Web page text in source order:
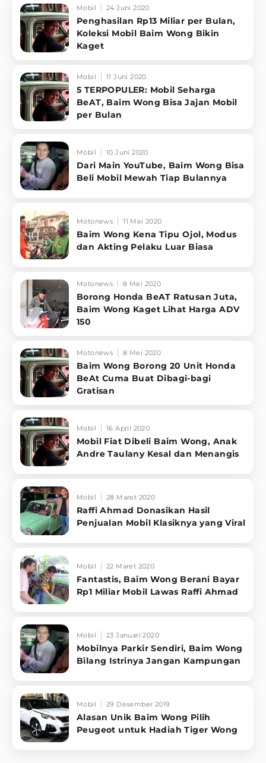
Mobil 24 Juni 2020
Penghasilan Rp13 Miliar per Bulan,
Koleksi Mobil Baim Wong Bikin
Kaget
Mobil 11 Juni 2020
5 TERPOPULER: Mobil Seharga
BeAT, Baim Wong Bisa Jajan Mobil
per Bulan
Mobil 10 Juni 2020
Dari Main YouTube, Baim Wong Bisa
Beli Mobil Mewah Tiap Bulannya
Motonews 11 Mei 2020
Baim Wong Kena Tipu Ojol, Modus
dan Akting Pelaku Luar Biasa
Motonews 8 Mei 2020
Borong Honda BeAT Ratusan Juta,
Baim Wong Kaget Lihat Harga ADV
150
Motonews 8 Mei 2020
Baim Wong Borong 20 Unit Honda
BeAt Cuma Buat Dibagi-bagi
Gratisan
Mobil 16 April 2020
Mobil Fiat Dibeli Baim Wong, Anak
Andre Taulany Kesal dan Menangis
Mobil 28 Maret 2020
Raffi Ahmad Donasikan Hasil
Penjualan Mobil Klasiknya yang Viral
Mobil 22 Maret 2020
Fantastis, Baim Wong Berani Bayar
Rp1 Miliar Mobil Lawas Raffi Ahmad
Mobil 23 Januari 2020
Mobilnya Parkir Sendiri, Baim Wong
Bilang Istrinya Jangan Kampungan
Mobil 29 Desember 2019
Alasan Unik Baim Wong Pilih
Peugeot untuk Hadiah Tiger Wong